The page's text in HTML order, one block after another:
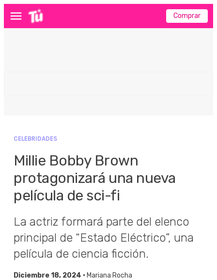
Menú Comprar
CELEBRIDADES
Millie Bobby Brown
protagonizará una nueva
película de sci-fi
La actriz formará parte del elenco
principal de “Estado Eléctrico”, una
película de ciencia ficción.
Diciembre 18, 2024 • Mariana Rocha